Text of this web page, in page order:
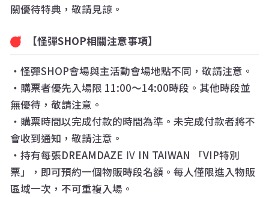
關優待特典，敬請見諒。
【怪彈SHOP相關注意事項】
・怪彈SHOP會場與主活動會場地點不同，敬請注意。
・購票者優先入場限 11:00～14:00時段。其他時段並
無優待，敬請注意。
・購票時間以完成付款的時間為準。未完成付款者將不
會收到通知，敬請注意。
・持有每張DREAMDAZE Ⅳ IN TAIWAN 「VIP特別
票」，即可預約一個物販時段名額。每人僅限進入物販
區域一次，不可重複入場。